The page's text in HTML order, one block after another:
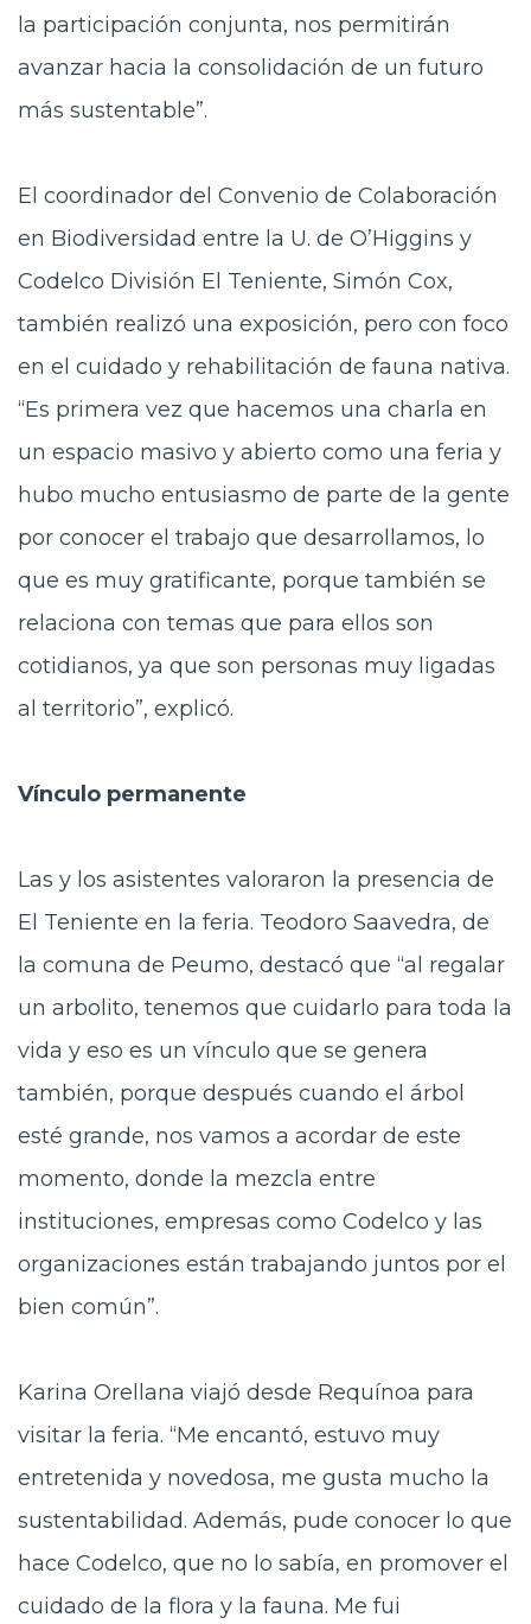
la participación conjunta, nos permitirán
avanzar hacia la consolidación de un futuro
más sustentable”.
El coordinador del Convenio de Colaboración
en Biodiversidad entre la U. de O’Higgins y
Codelco División El Teniente, Simón Cox,
también realizó una exposición, pero con foco
en el cuidado y rehabilitación de fauna nativa.
“Es primera vez que hacemos una charla en
un espacio masivo y abierto como una feria y
hubo mucho entusiasmo de parte de la gente
por conocer el trabajo que desarrollamos, lo
que es muy gratificante, porque también se
relaciona con temas que para ellos son
cotidianos, ya que son personas muy ligadas
al territorio”, explicó.
Vínculo permanente
Las y los asistentes valoraron la presencia de
El Teniente en la feria. Teodoro Saavedra, de
la comuna de Peumo, destacó que “al regalar
un arbolito, tenemos que cuidarlo para toda la
vida y eso es un vínculo que se genera
también, porque después cuando el árbol
esté grande, nos vamos a acordar de este
momento, donde la mezcla entre
instituciones, empresas como Codelco y las
organizaciones están trabajando juntos por el
bien común”.
Karina Orellana viajó desde Requínoa para
visitar la feria. “Me encantó, estuvo muy
entretenida y novedosa, me gusta mucho la
sustentabilidad. Además, pude conocer lo que
hace Codelco, que no lo sabía, en promover el
cuidado de la flora y la fauna. Me fui